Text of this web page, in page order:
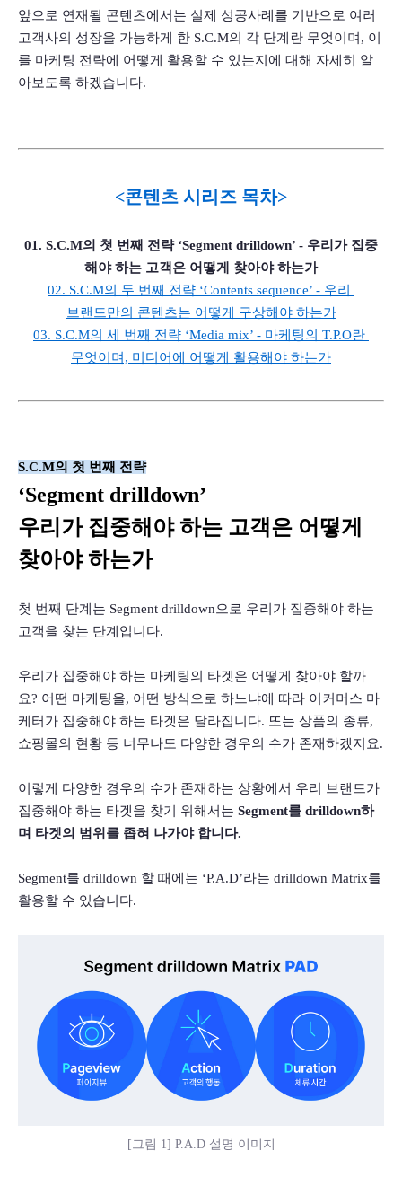
앞으로 연재될 콘텐츠에서는 실제 성공사례를 기반으로 여러
고객사의 성장을 가능하게 한 S.C.M의 각 단계란 무엇이며, 이
를 마케팅 전략에 어떻게 활용할 수 있는지에 대해 자세히 알
아보도록 하겠습니다.
<콘텐츠 시리즈 목차>
01. S.C.M의 첫 번째 전략 ‘Segment drilldown’ - 우리가 집중
해야 하는 고객은 어떻게 찾아야 하는가
02. S.C.M의 두 번째 전략 ‘Contents sequence’ - 우리
브랜드만의 콘텐츠는 어떻게 구상해야 하는가
03. S.C.M의 세 번째 전략 ‘Media mix’ - 마케팅의 T.P.O란
무엇이며, 미디어에 어떻게 활용해야 하는가
S.C.M의 첫 번째 전략
‘Segment drilldown’
우리가 집중해야 하는 고객은 어떻게
찾아야 하는가
첫 번째 단계는 Segment drilldown으로 우리가 집중해야 하는
고객을 찾는 단계입니다.
우리가 집중해야 하는 마케팅의 타겟은 어떻게 찾아야 할까
요? 어떤 마케팅을, 어떤 방식으로 하느냐에 따라 이커머스 마
케터가 집중해야 하는 타겟은 달라집니다. 또는 상품의 종류,
쇼핑몰의 현황 등 너무나도 다양한 경우의 수가 존재하겠지요.
이렇게 다양한 경우의 수가 존재하는 상황에서 우리 브랜드가
집중해야 하는 타겟을 찾기 위해서는 Segment를 drilldown하
며 타겟의 범위를 좁혀 나가야 합니다.
Segment를 drilldown 할 때에는 ‘P.A.D’라는 drilldown Matrix를
활용할 수 있습니다.
[그림 1] P.A.D 설명 이미지